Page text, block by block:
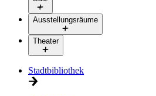
Ausstellungsräume
Theater
Stadtbibliothek